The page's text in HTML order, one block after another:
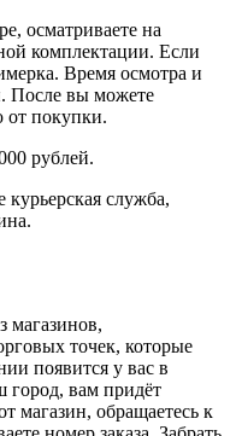
осматриваете на
комплектации. Если
Время осмотра и
После вы можете
от покупки.
рублей.
служба,
магазинов,
точек, которые
появится у вас в
город, вам придёт
магазин, обращаетесь к